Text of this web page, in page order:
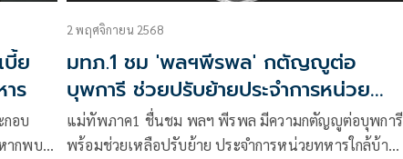
ย
ร
กอบ
ากพบ
2 พฤศจิกายน 2568
มทภ.1 ชม 'พลฯพีรพล' กตัญญูต่อ
บุพการี ช่วยปรับย้ายประจำการหน่วย
ทหารใกล้บ้าน
แม่ทัพภาค1 ชื่นชม พลฯ พีรพล มีความกตัญญูต่อบุพการี
พร้อมช่วยเหลือปรับย้าย ประจำการหน่วยทหารใกล้บ้าน